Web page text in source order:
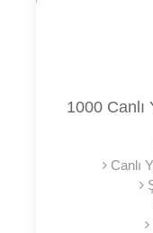
1000 Canlı
Canlı